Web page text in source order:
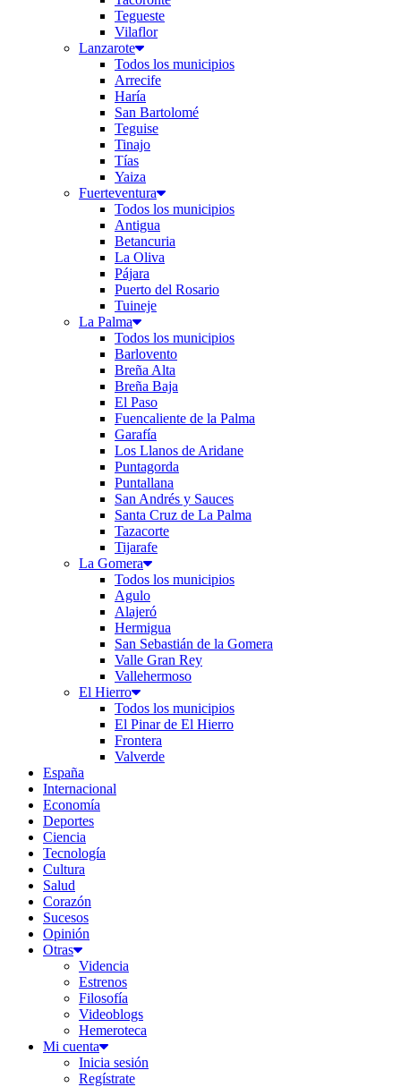
Tegueste
Vilaflor
Lanzarote
Todos los municipios
Arrecife
Haría
San Bartolomé
Teguise
Tinajo
Tías
Yaiza
Fuerteventura
Todos los municipios
Antigua
Betancuria
La Oliva
Pájara
Puerto del Rosario
Tuineje
La Palma
Todos los municipios
Barlovento
Breña Alta
Breña Baja
El Paso
Fuencaliente de la Palma
Garafía
Los Llanos de Aridane
Puntagorda
Puntallana
San Andrés y Sauces
Santa Cruz de La Palma
Tazacorte
Tijarafe
La Gomera
Todos los municipios
Agulo
Alajeró
Hermigua
San Sebastián de la Gomera
Valle Gran Rey
Vallehermoso
El Hierro
Todos los municipios
El Pinar de El Hierro
Frontera
Valverde
España
Internacional
Economía
Deportes
Ciencia
Tecnología
Cultura
Salud
Corazón
Sucesos
Opinión
Otras
Videncia
Estrenos
Filosofía
Videoblogs
Hemeroteca
Mi cuenta
Inicia sesión
Regístrate